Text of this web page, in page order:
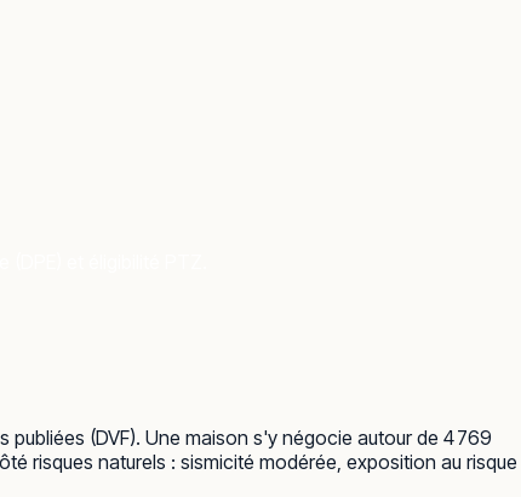
(DVF). Une maison s'y négocie autour de 4 769
risques naturels : sismicité modérée, exposition au risque